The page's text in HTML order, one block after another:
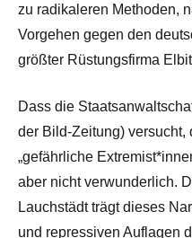
zu radikaleren Methoden,
Vorgehen gegen den
größter Rüstungsfirma
Dass die
der Bild-Zeitung) versucht,
„gefährliche
aber nicht verwunderlich.
Lauchstädt trägt dieses
und repressiven Auflagen